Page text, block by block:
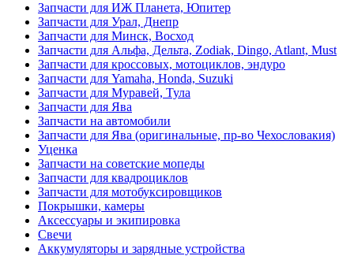
Запчасти для ИЖ Планета, Юпитер
Запчасти для Урал, Днепр
Запчасти для Минск, Восход
Запчасти для Альфа, Дельта, Zodiak, Dingo, Atlant, Must
Запчасти для кроссовых, мотоциклов, эндуро
Запчасти для Yamaha, Honda, Suzuki
Запчасти для Муравей, Тула
Запчасти для Ява
Запчасти на автомобили
Запчасти для Ява (оригинальные, пр-во Чехословакия)
Уценка
Запчасти на советские мопеды
Запчасти для квадроциклов
Запчасти для мотобуксировщиков
Покрышки, камеры
Аксессуары и экипировка
Свечи
Аккумуляторы и зарядные устройства